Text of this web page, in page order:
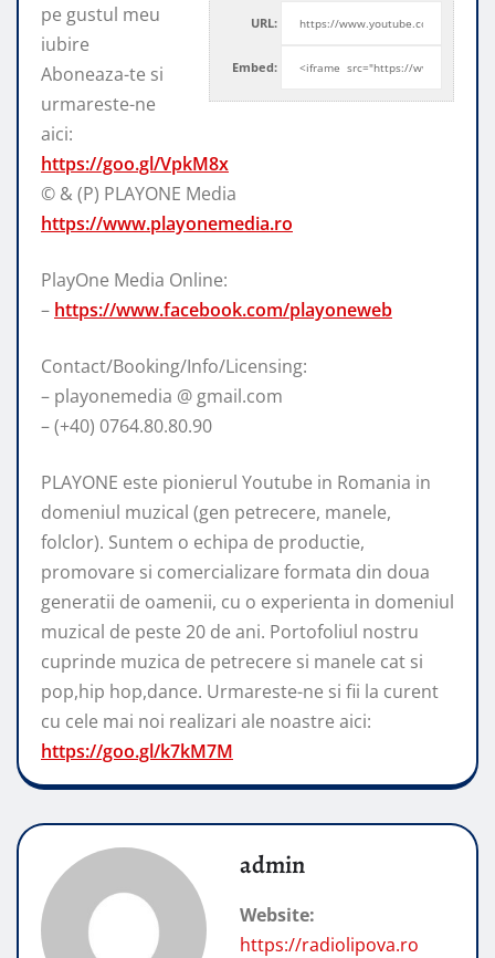
URL:
Embed:
pe gustul meu
iubire
Aboneaza-te si
urmareste-ne
aici:
https://goo.gl/VpkM8x
© & (P) PLAYONE Media
https://www.playonemedia.ro
PlayOne Media Online:
– https://www.facebook.com/playoneweb
Contact/Booking/Info/Licensing:
– playonemedia @ gmail.com
– (+40) 0764.80.80.90
PLAYONE este pionierul Youtube in Romania in
domeniul muzical (gen petrecere, manele,
folclor). Suntem o echipa de productie,
promovare si comercializare formata din doua
generatii de oamenii, cu o experienta in domeniul
muzical de peste 20 de ani. Portofoliul nostru
cuprinde muzica de petrecere si manele cat si
pop,hip hop,dance. Urmareste-ne si fii la curent
cu cele mai noi realizari ale noastre aici:
https://goo.gl/k7kM7M
admin
Website:
https://radiolipova.ro